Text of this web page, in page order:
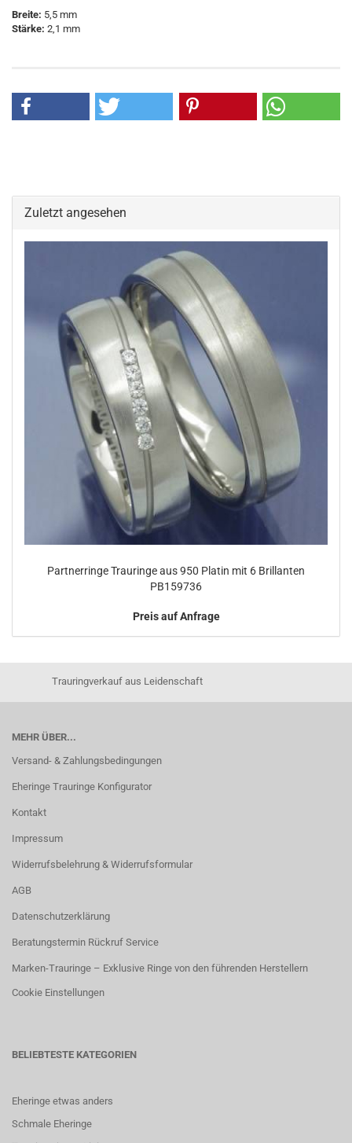
Breite: 5,5 mm
Stärke: 2,1 mm
Zuletzt angesehen
Partnerringe Trauringe aus 950 Platin mit 6 Brillanten
PB159736
Preis auf Anfrage
Trauringverkauf aus Leidenschaft
MEHR ÜBER...
Versand- & Zahlungsbedingungen
Eheringe Trauringe Konfigurator
Kontakt
Impressum
Widerrufsbelehrung & Widerrufsformular
AGB
Datenschutzerklärung
Beratungstermin Rückruf Service
Marken-Trauringe – Exklusive Ringe von den führenden Herstellern
Cookie Einstellungen
BELIEBTESTE KATEGORIEN
Eheringe etwas anders
Schmale Eheringe